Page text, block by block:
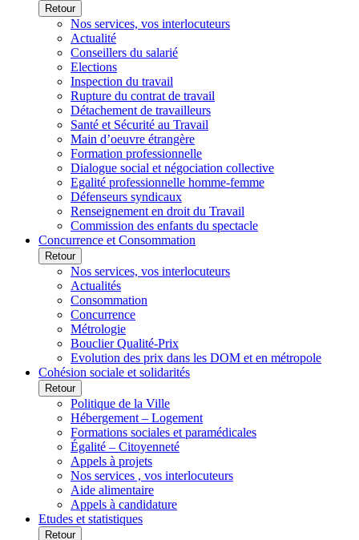
Retour
Nos services, vos interlocuteurs
Actualité
Conseillers du salarié
Elections
Inspection du travail
Rupture du contrat de travail
Détachement de travailleurs
Santé et Sécurité au Travail
Main d’oeuvre étrangère
Formation professionnelle
Dialogue social et négociation collective
Egalité professionnelle homme-femme
Défenseurs syndicaux
Renseignement en droit du Travail
Commission des enfants du spectacle
Concurrence et Consommation
Retour
Nos services, vos interlocuteurs
Actualités
Consommation
Concurrence
Métrologie
Bouclier Qualité-Prix
Evolution des prix dans les DOM et en métropole
Cohésion sociale et solidarités
Retour
Politique de la Ville
Hébergement – Logement
Formations sociales et paramédicales
Égalité – Citoyenneté
Appels à projets
Nos services , vos interlocuteurs
Aide alimentaire
Appels à candidature
Etudes et statistiques
Retour